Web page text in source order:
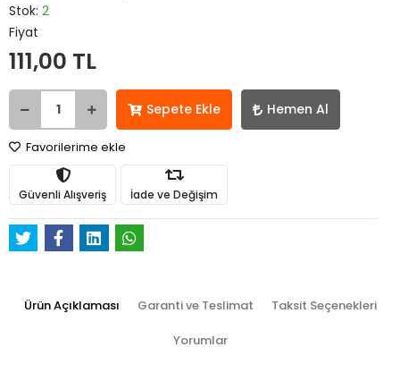
Stok: 2
Fiyat
111,00 TL
Sepete Ekle Hemen Al
Favorilerime ekle
Güvenli Alışveriş İade ve Değişim
Ürün Açıklaması Garanti ve Teslimat Taksit Seçenekleri
Yorumlar